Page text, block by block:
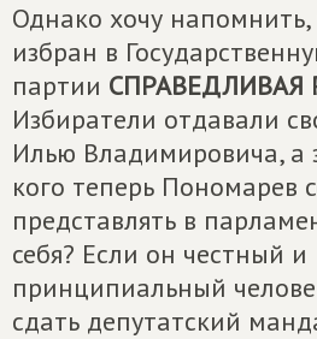
Однако хочу
избран в
партии СПРАВЕДЛИВАЯ
Избиратели отдавали
Илью Владимировича, а
кого теперь Пономарев
представлять в
себя? Если он честный и
принципиальный
сдать депутатский